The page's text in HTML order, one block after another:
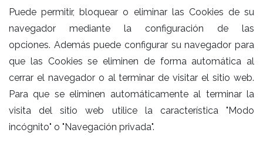
Puede permitir, bloquear o eliminar las Cookies de su
navegador mediante la configuración de las
opciones. Además puede configurar su navegador para
que las Cookies se eliminen de forma automática al
cerrar el navegador o al terminar de visitar el sitio web.
Para que se eliminen automáticamente al terminar la
visita del sitio web utilice la característica "Modo
incógnito" o "Navegación privada".